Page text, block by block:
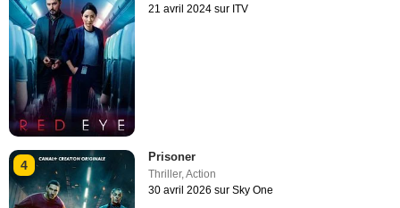
21 avril 2024 sur ITV
4
Prisoner
Thriller,Action
30 avril 2026 sur Sky One